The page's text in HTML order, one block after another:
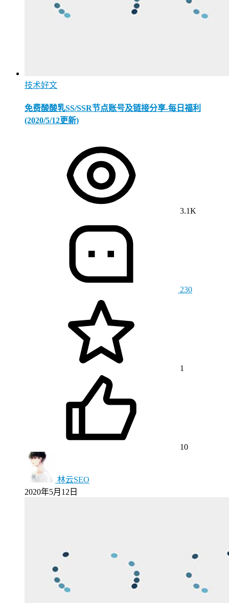
技术好文
免费酸酸乳SS/SSR节点账号及链接分享-每日福利
(2020/5/12更新)
3.1K
230
1
10
林云SEO
2020年5月12日